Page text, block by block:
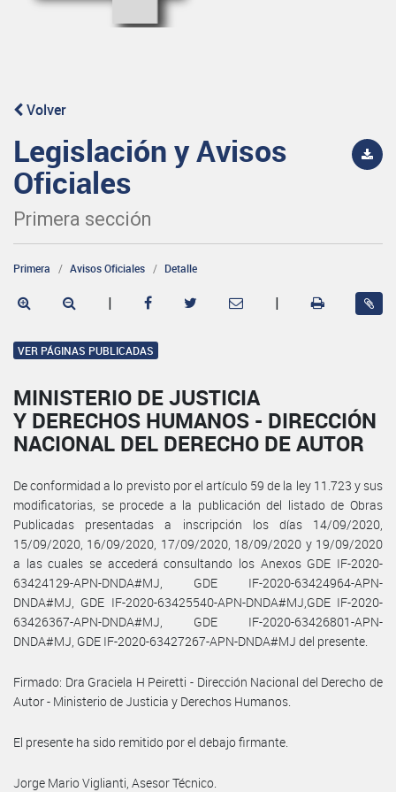
Volver
Legislación y Avisos
Oficiales
Primera sección
Primera Avisos Oficiales Detalle
| |
VER PÁGINAS PUBLICADAS
MINISTERIO DE JUSTICIA
Y DERECHOS HUMANOS - DIRECCIÓN
NACIONAL DEL DERECHO DE AUTOR
De conformidad a lo previsto por el artículo 59 de la ley 11.723 y sus
modificatorias, se procede a la publicación del listado de Obras
Publicadas presentadas a inscripción los días 14/09/2020,
15/09/2020, 16/09/2020, 17/09/2020, 18/09/2020 y 19/09/2020
a las cuales se accederá consultando los Anexos GDE IF-2020-
63424129-APN-DNDA#MJ, GDE IF-2020-63424964-APN-
DNDA#MJ, GDE IF-2020-63425540-APN-DNDA#MJ,GDE IF-2020-
63426367-APN-DNDA#MJ, GDE IF-2020-63426801-APN-
DNDA#MJ, GDE IF-2020-63427267-APN-DNDA#MJ del presente.
Firmado: Dra Graciela H Peiretti - Dirección Nacional del Derecho de
Autor - Ministerio de Justicia y Derechos Humanos.
El presente ha sido remitido por el debajo firmante.
Jorge Mario Viglianti, Asesor Técnico.